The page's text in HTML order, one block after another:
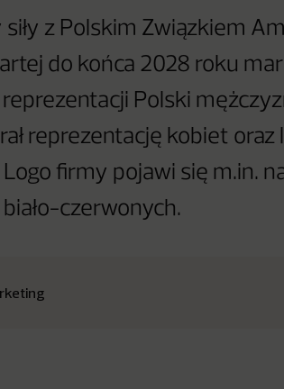
siły z Polskim Związkiem
do końca 2028 roku
Polski
reprezentację kobiet oraz
Logo firmy pojawi się m.in.
czerwonych.